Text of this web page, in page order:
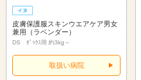
皮膚保護服スキンウエアケア男女
兼用（ラベンダー）
DS ﾀﾞｯｸｽ用 約3kg～
取扱い病院